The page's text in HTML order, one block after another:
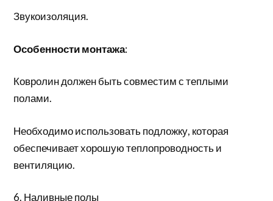
Звукоизоляция.
Особенности монтажа:
Ковролин должен быть совместим с теплыми
полами.
Необходимо использовать подложку, которая
обеспечивает хорошую теплопроводность и
вентиляцию.
6. Наливные полы